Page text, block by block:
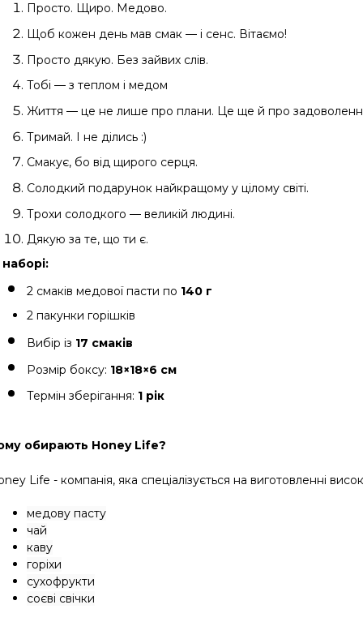
Просто. Щиро. Медово.
Щоб кожен день мав смак — і сенс. Вітаємо!
Просто дякую. Без зайвих слів.
Тобі — з теплом і медом
Життя — це не лише про плани. Це ще й про
Тримай. І не ділись :)
Смакує, бо від щирого серця.
Солодкий подарунок найкращому у цілому світі.
Трохи солодкого — великій людині.
Дякую за те, що ти є.
2 смаків медової пасти по 140 г
2 пакунки горішків
Вибір із 17 смаків
Розмір боксу: 18×18×6 см
Термін зберігання: 1 рік
обирають Honey Life?
Life - компанія, яка спеціалізується на виготовленні
медову пасту
чай
каву
горіхи
сухофрукти
соєві свічки